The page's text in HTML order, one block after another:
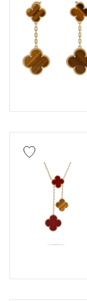
リングサイズ
付属品
鑑別書